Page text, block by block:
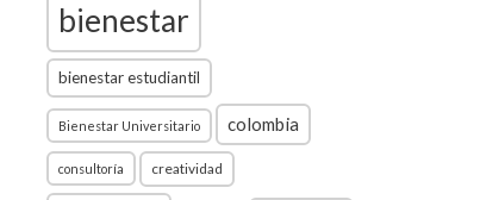
bienestar
bienestar estudiantil
Bienestar Universitario colombia
consultoría creatividad